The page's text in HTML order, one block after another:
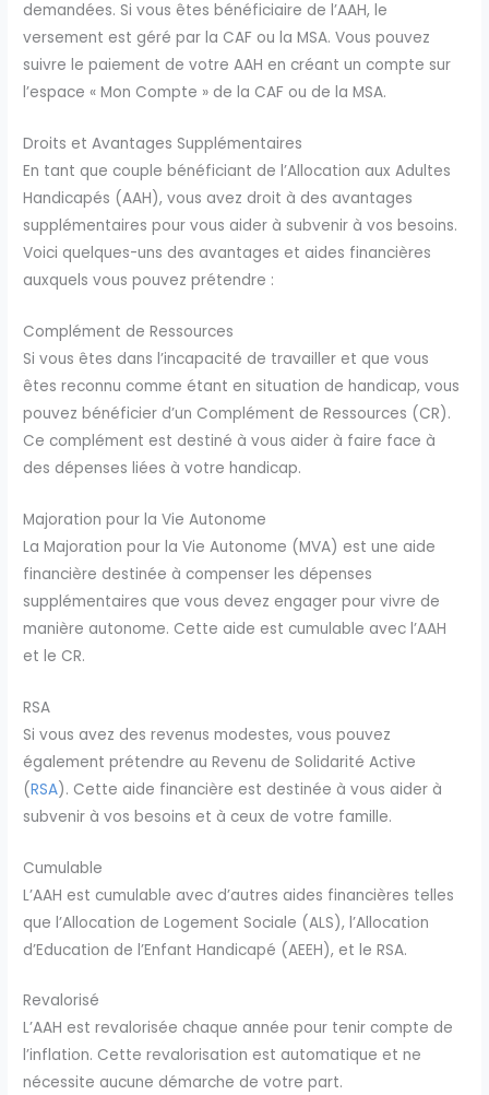
demandées. Si vous êtes bénéficiaire de l’AAH, le
versement est géré par la CAF ou la MSA. Vous pouvez
suivre le paiement de votre AAH en créant un compte sur
l’espace « Mon Compte » de la CAF ou de la MSA.
Droits et Avantages Supplémentaires
En tant que couple bénéficiant de l’Allocation aux Adultes
Handicapés (AAH), vous avez droit à des avantages
supplémentaires pour vous aider à subvenir à vos besoins.
Voici quelques-uns des avantages et aides financières
auxquels vous pouvez prétendre :
Complément de Ressources
Si vous êtes dans l’incapacité de travailler et que vous
êtes reconnu comme étant en situation de handicap, vous
pouvez bénéficier d’un Complément de Ressources (CR).
Ce complément est destiné à vous aider à faire face à
des dépenses liées à votre handicap.
Majoration pour la Vie Autonome
La Majoration pour la Vie Autonome (MVA) est une aide
financière destinée à compenser les dépenses
supplémentaires que vous devez engager pour vivre de
manière autonome. Cette aide est cumulable avec l’AAH
et le CR.
RSA
Si vous avez des revenus modestes, vous pouvez
également prétendre au Revenu de Solidarité Active
(RSA). Cette aide financière est destinée à vous aider à
subvenir à vos besoins et à ceux de votre famille.
Cumulable
L’AAH est cumulable avec d’autres aides financières telles
que l’Allocation de Logement Sociale (ALS), l’Allocation
d’Education de l’Enfant Handicapé (AEEH), et le RSA.
Revalorisé
L’AAH est revalorisée chaque année pour tenir compte de
l’inflation. Cette revalorisation est automatique et ne
nécessite aucune démarche de votre part.